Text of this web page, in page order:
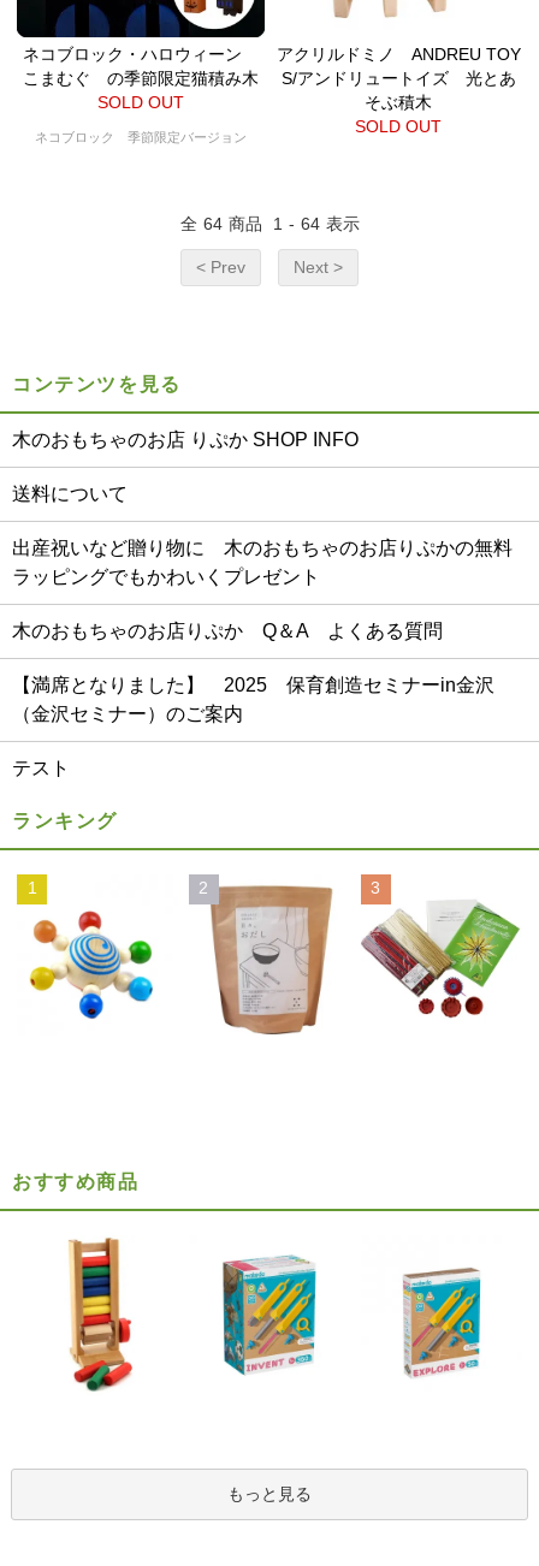
ネコブロック・ハロウィーン
こまむぐ の季節限定猫積み木
SOLD OUT
ネコブロック 季節限定バージョン
アクリルドミノ ANDREU TOY
S/アンドリュートイズ 光とあ
そぶ積木
SOLD OUT
全 64 商品 1 - 64 表示
< Prev Next >
コンテンツを見る
木のおもちゃのお店 りぷか SHOP INFO
送料について
出産祝いなど贈り物に 木のおもちゃのお店りぷかの無料
ラッピングでもかわいくプレゼント
木のおもちゃのお店りぷか Q＆A よくある質問
【満席となりました】 2025 保育創造セミナーin金沢
（金沢セミナー）のご案内
テスト
ランキング
1 2 3
おすすめ商品
もっと見る